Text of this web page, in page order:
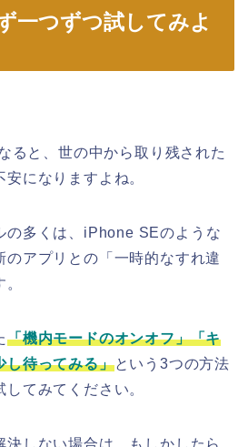
一つずつ試してみよ
ると、世の中から取り残された
になりますよね。
の多くは、iPhone SEのような
のアプリとの「一時的なすれ違
「機内モードのオンオフ」「キ
し待ってみる」という3つの方法
てみてください。